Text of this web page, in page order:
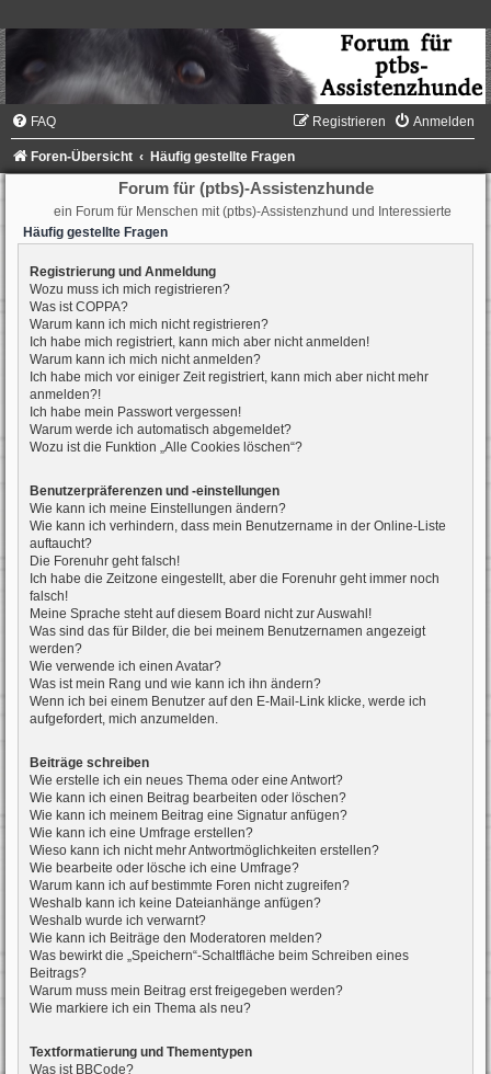
FAQ Anmelden
Registrieren
Foren-Übersicht Häufig gestellte Fragen
Forum für (ptbs)-Assistenzhunde
ein Forum für Menschen mit (ptbs)-Assistenzhund und Interessierte
Häufig gestellte Fragen
Registrierung und Anmeldung
Wozu muss ich mich registrieren?
Was ist COPPA?
Warum kann ich mich nicht registrieren?
Ich habe mich registriert, kann mich aber nicht anmelden!
Warum kann ich mich nicht anmelden?
Ich habe mich vor einiger Zeit registriert, kann mich aber nicht mehr
anmelden?!
Ich habe mein Passwort vergessen!
Warum werde ich automatisch abgemeldet?
Wozu ist die Funktion „Alle Cookies löschen“?
Benutzerpräferenzen und -einstellungen
Wie kann ich meine Einstellungen ändern?
Wie kann ich verhindern, dass mein Benutzername in der Online-Liste
auftaucht?
Die Forenuhr geht falsch!
Ich habe die Zeitzone eingestellt, aber die Forenuhr geht immer noch
falsch!
Meine Sprache steht auf diesem Board nicht zur Auswahl!
Was sind das für Bilder, die bei meinem Benutzernamen angezeigt
werden?
Wie verwende ich einen Avatar?
Was ist mein Rang und wie kann ich ihn ändern?
Wenn ich bei einem Benutzer auf den E-Mail-Link klicke, werde ich
aufgefordert, mich anzumelden.
Beiträge schreiben
Wie erstelle ich ein neues Thema oder eine Antwort?
Wie kann ich einen Beitrag bearbeiten oder löschen?
Wie kann ich meinem Beitrag eine Signatur anfügen?
Wie kann ich eine Umfrage erstellen?
Wieso kann ich nicht mehr Antwortmöglichkeiten erstellen?
Wie bearbeite oder lösche ich eine Umfrage?
Warum kann ich auf bestimmte Foren nicht zugreifen?
Weshalb kann ich keine Dateianhänge anfügen?
Weshalb wurde ich verwarnt?
Wie kann ich Beiträge den Moderatoren melden?
Was bewirkt die „Speichern“-Schaltfläche beim Schreiben eines
Beitrags?
Warum muss mein Beitrag erst freigegeben werden?
Wie markiere ich ein Thema als neu?
Textformatierung und Thementypen
Was ist BBCode?